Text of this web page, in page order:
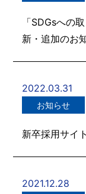
「SDGsへの
新・追加のお
2022.03.31
お知らせ
新卒採用サイ
2021.12.28